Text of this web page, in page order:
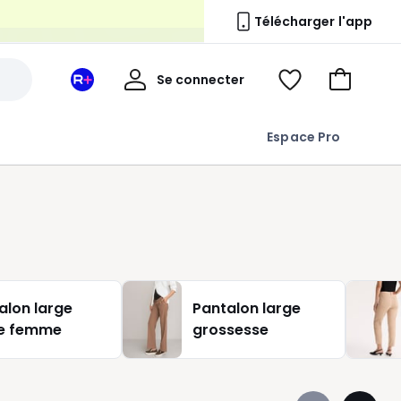
Télécharger l'app
Espace Pro
Mon
Se connecter
Mon
Voir
Aller
large
femme
Pantalon large
grossesse